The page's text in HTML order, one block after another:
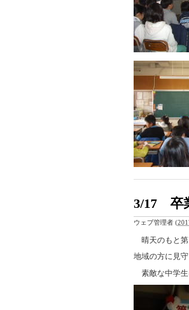
3/17 卒
ウェブ管理者 (
晴天のもと第
地域の方に見
素敵な中学生